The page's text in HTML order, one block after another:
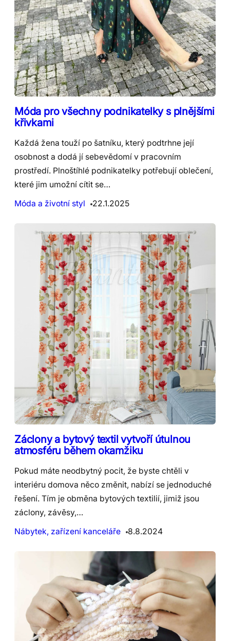
Móda pro všechny podnikatelky s plnějšími
křivkami
Každá žena touží po šatníku, který podtrhne její
osobnost a dodá jí sebevědomí v pracovním
prostředí. Plnoštíhlé podnikatelky potřebují oblečení,
které jim umožní cítit se…
Móda a životní styl
22.1.2025
Záclony a bytový textil vytvoří útulnou
atmosféru během okamžiku
Pokud máte neodbytný pocit, že byste chtěli v
interiéru domova něco změnit, nabízí se jednoduché
řešení. Tím je obměna bytových textilií, jimiž jsou
záclony, závěsy,…
Nábytek, zařízení kanceláře
8.8.2024